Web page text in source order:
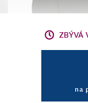
ZBÝVÁ
na